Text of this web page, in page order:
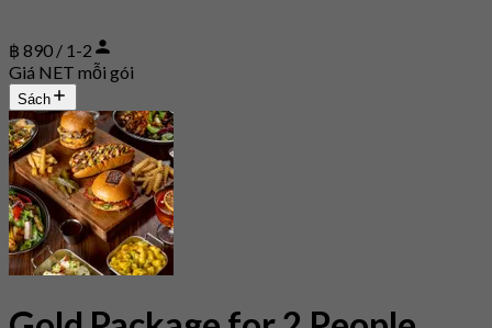
฿ 890 / 1-2
Giá NET mỗi gói
Sách